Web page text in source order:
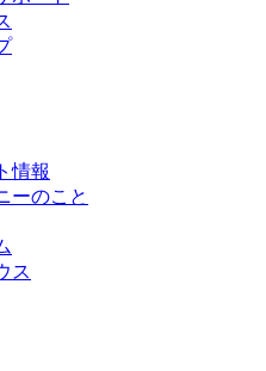
情報
ーのこと
ス